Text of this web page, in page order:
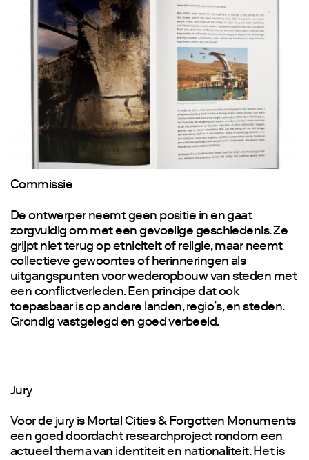
Commissie
De ontwerper neemt geen positie in en gaat
zorgvuldig om met een gevoelige geschiedenis. Ze
grijpt niet terug op etniciteit of religie, maar neemt
collectieve gewoontes of herinneringen als
uitgangspunten voor wederopbouw van steden met
een conflictverleden. Een principe dat ook
toepasbaar is op andere landen, regio’s, en steden.
Grondig vastgelegd en goed verbeeld.
Jury
Voor de jury is Mortal Cities & Forgotten Monuments
een goed doordacht researchproject rondom een
actueel thema van identiteit en nationaliteit. Het is